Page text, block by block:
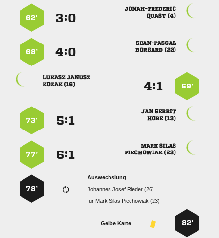

 
:
62’

 
:
68’
69’
:
 
 
 
 
:
73’
 
 
:
77’
Auswechslung
   
für    
78’
82’
Gelbe Karte